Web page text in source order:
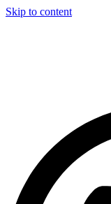
Skip to content